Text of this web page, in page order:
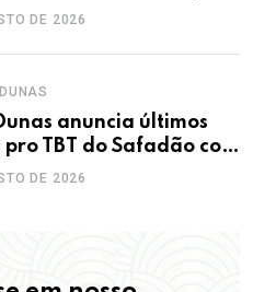
população
DE 2026
anuncia últimos
pro TBT do Safadão com
lote nesta terça (04)
DE 2026